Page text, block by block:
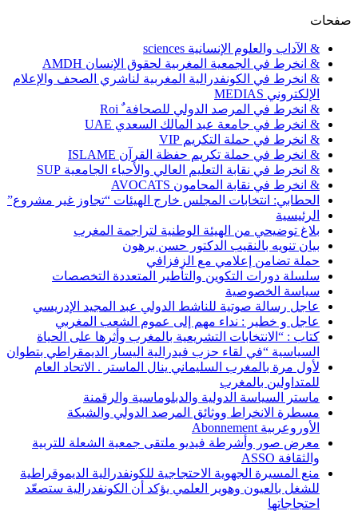
صفحات
& الآداب والعلوم الإنسانية sciences
& انخرط في الجمعية المغربية لحقوق الإنسان AMDH
& انخرط في الكونفدرالية المغربية لناشري الصحف والإعلام
الإلكتروني MEDIAS
& انخرط في المرصد الدولي للصحافة ٌ Roi
& انخرط في جامعة عبد المالك السعدي UAE
& انخرط في حملة التكريم VIP
& انخرط في حملة تكريم حفظة القرآن ISLAME
& انخرط في نقابة التعليم العالي والأحياء الجامعية SUP
& انخرط في نقابة المحامون AVOCATS
الحطابي: انتخابات المجلس خارج الهيئات “تجاوز غير مشروع”
الرئيسية
بلاغ توضيحي من الهيئة الوطنية لتراجمة المغرب
بيان تنويه بالنقيب الدكتور حسن برهون
حملة تضامن إعلامي مع الزفزافي
سلسلة دورات التكوين والتأطير المتعددة التخصصات
سياسة الخصوصية
عاجل رسالة صوتية للناشط الدولي عبد المجيد الإدريسي
عاجل و خطير : نداء مهم إلى عموم الشعب المغربي
كتاب : “الانتخابات التشريعية بالمغرب وأثرها على الحياة
السياسية “في لقاء حزب فيدرالية اليسار الديمقراطي بتطوان
لأول مرة بالمغرب السليماني ينال الماستر . الاتحاد العام
للمتداولين بالمغرب
ماستر السياسة الدولية والدبلوماسية والرقمنة
مسطرة الانخراط ووثائق المرصد الدولي والشبكة
الأوروعربية Abonnement
معرض صور وأشرطة فيديو ملتقى جمعية الشعلة للتربية
والثقافة ASSO
منع المسيرة الجهوية الاحتجاجية للكونفدرالية الديموقراطية
للشغل بالعيون وهوير العلمي يؤكد أن الكونفدرالية ستصعّد
احتجاجاتها